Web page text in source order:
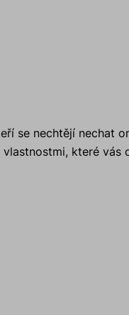
se nechtějí nechat
které vás